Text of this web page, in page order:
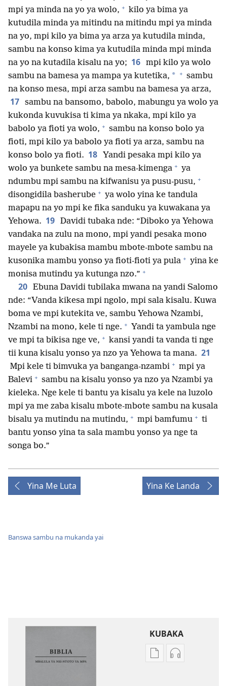
mpi ya minda na yo ya wolo, + kilo ya bima ya
kutudila minda ya mitindu na mitindu mpi ya minda
na yo, mpi kilo ya bima ya arza ya kutudila minda,
sambu na konso kima ya kutudila minda mpi minda
na yo na kutadila kisalu na yo; 16 mpi kilo ya wolo
sambu na bamesa ya mampa ya kutetika, * + sambu
na konso mesa, mpi arza sambu na bamesa ya arza,
17 sambu na bansomo, babolo, mabungu ya wolo ya
kukonda kuvukisa ti kima ya nkaka, mpi kilo ya
babolo ya fioti ya wolo, + sambu na konso bolo ya
fioti, mpi kilo ya babolo ya fioti ya arza, sambu na
konso bolo ya fioti. 18
Yandi pesaka mpi kilo ya
wolo ya bunkete sambu na mesa-kimenga + ya
ndumbu mpi sambu na kifwanisu ya pusu-pusu, +
disongidila basherube + ya wolo yina ke tandula
mapapu na yo mpi ke fika sanduku ya kuwakana ya
Yehowa. 19 Davidi tubaka nde: “Diboko ya Yehowa
vandaka na zulu na mono, mpi yandi pesaka mono
mayele ya kubakisa mambu mbote-mbote sambu na
kusonika mambu yonso ya fioti-fioti ya pula + yina ke
monisa mutindu ya kutunga nzo.” +
20 Ebuna Davidi tubilaka mwana na yandi Salomo
nde: “Vanda kikesa mpi ngolo, mpi sala kisalu. Kuwa
boma ve mpi kutekita ve, sambu Yehowa Nzambi,
Nzambi na mono, kele ti nge. + Yandi ta yambula nge
ve mpi ta bikisa nge ve, + kansi yandi ta vanda ti nge
tii kuna kisalu yonso ya nzo ya Yehowa ta mana. 21
Mpi kele ti bimvuka ya banganga-nzambi + mpi ya
Balevi + sambu na kisalu yonso ya nzo ya Nzambi ya
kieleka. Nge kele ti bantu ya kisalu ya kele na luzolo
mpi ya me zaba kisalu mbote-mbote sambu na kusala
bisalu ya mutindu na mutindu, + mpi bamfumu + ti
bantu yonso yina ta sala mambu yonso ya nge ta
songa bo.”
Yina Me Luta Yina Ke Landa
Banswa sambu na mukanda yai
KUBAKA
Bisika Bisika